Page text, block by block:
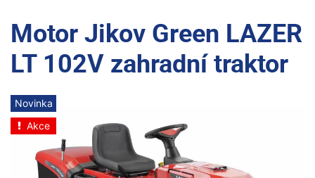
Motor Jikov Green LAZER
LT 102V zahradní traktor
Novinka
Akce